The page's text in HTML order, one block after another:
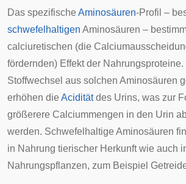
Das spezifische Aminosäuren-Profil –
schwefelhaltigen Aminosäuren –
calciuretischen (die
fördernden) Effekt der Nahrungsproteine.
Stoffwechsel aus solchen Aminosäuren
erhöhen die Aciditätdes Urins, was zur
größerere Calciummengen in den Urin
werden. Schwefelhaltige Aminosäuren
in Nahrung tierischer Herkunft wie auch
Nahrungspflanzen, zum Beispiel